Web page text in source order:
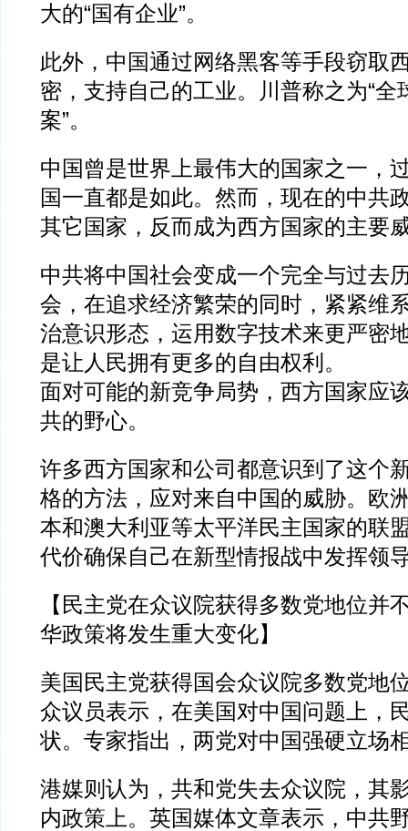
大的“国有企业”。
此外，中国通过网络黑客等手段窃取
密，支持自己的工业。川普称之为“全
案”。
中国曾是世界上最伟大的国家之一，
国一直都是如此。然而，现在的中共
其它国家，反而成为西方国家的主要
中共将中国社会变成一个完全与过去
会，在追求经济繁荣的同时，紧紧维
治意识形态，运用数字技术来更严密
是让人民拥有更多的自由权利。
面对可能的新竞争局势，西方国家应
共的野心。
许多西方国家和公司都意识到了这个
格的方法，应对来自中国的威胁。欧
本和澳大利亚等太平洋民主国家的联
代价确保自己在新型情报战中发挥领
【民主党在众议院获得多数党地位并
华政策将发生重大变化】
美国民主党获得国会众议院多数党地
众议员表示，在美国对中国问题上，
状。专家指出，两党对中国强硬立场
港媒则认为，共和党失去众议院，其
内政策上。英国媒体文章表示，中共